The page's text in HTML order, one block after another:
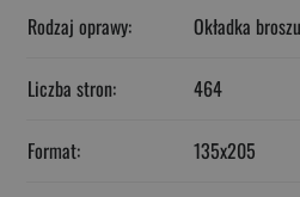
Rodzaj oprawy: Okładka
Liczba stron: 464
Format: 135x205